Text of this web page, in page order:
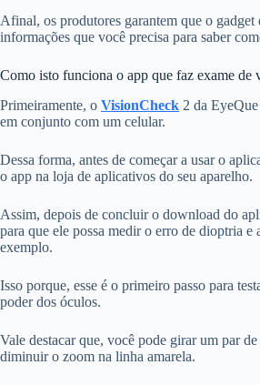
Afinal, os produtores garantem que o gadget
informações que você precisa para saber
Como isto funciona o app que faz exame de
Primeiramente, o VisionCheck 2 da
em conjunto com um celular.
Dessa forma, antes de começar a usar o
o app na loja de aplicativos do seu aparelho.
Assim, depois de concluir o download do
para que ele possa medir o erro de dioptria e
exemplo.
Isso porque, esse é o primeiro passo para
poder dos óculos.
Vale destacar que, você pode girar um par
diminuir o zoom na linha amarela.